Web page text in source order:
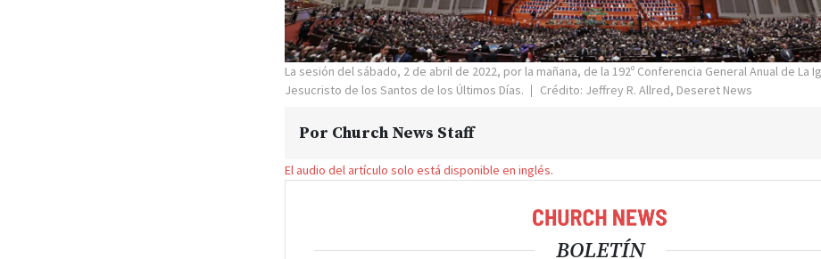
La sesión del sábado, 2 de abril de 2022, por la mañana, de la 192º Conferencia General Anual de La
Jesucristo de los Santos de los Últimos Días.
Crédito: Jeffrey R. Allred, Deseret News
Por Church News Staff
El audio del artículo solo está disponible en inglés.
BOLETÍN